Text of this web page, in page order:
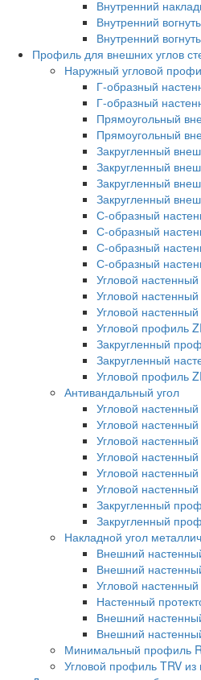
Внутренний
Внутренний
Внутренний
Профиль для внешних углов
Наружный угловой
Г-образный
Г-образный
Прямоугольный
Прямоугольный
Закругленный
Закругленный
Закругленный
Закругленный
С-образный
С-образный
С-образный
С-образный
Угловой
Угловой
Угловой
Угловой профиль
Закругленный
Закругленный
Угловой профиль
Антивандальный угол
Угловой
Угловой
Угловой
Угловой
Угловой
Угловой
Закругленный
Закругленный
Накладной угол
Внешний
Внешний
Угловой
Настенный
Внешний
Внешний
Минимальный профиль
Угловой профиль TRV